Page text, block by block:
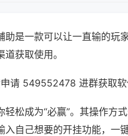
助是一款可以让一直输的玩
获取使用。
请 549552478 进群获取
轻松成为“必赢”。其操作方
入自己想要的开挂功能，一